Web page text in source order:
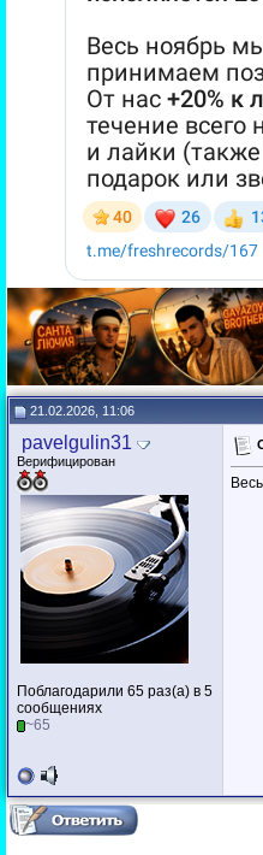
21.02.2026, 11:06
pavelgulin31
Верифицирован
Поблагодарили 65 раз(а) в 5
сообщениях
~65